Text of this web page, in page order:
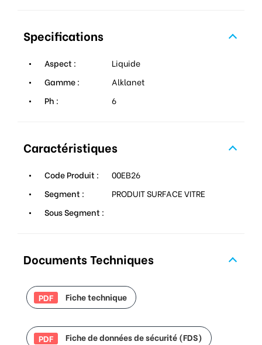
Specifications
Aspect :
Liquide
Gamme :
Alklanet
Ph :
6
Caractéristiques
Code Produit :
00EB26
Segment :
PRODUIT SURFACE VITRE
Sous Segment :
Documents Techniques
PDF Fiche technique
PDF Fiche de données de sécurité (FDS)